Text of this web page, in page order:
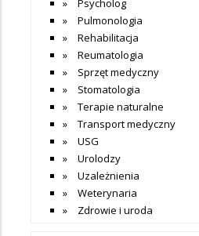
Psycholog
Pulmonologia
Rehabilitacja
Reumatologia
Sprzęt medyczny
Stomatologia
Terapie naturalne
Transport medyczny
USG
Urolodzy
Uzależnienia
Weterynaria
Zdrowie i uroda